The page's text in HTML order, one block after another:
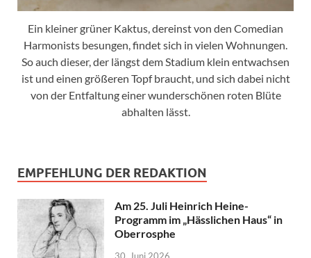
Ein kleiner grüner Kaktus, dereinst von den Comedian
Harmonists besungen, findet sich in vielen Wohnungen.
So auch dieser, der längst dem Stadium klein entwachsen
ist und einen größeren Topf braucht, und sich dabei nicht
von der Entfaltung einer wunderschönen roten Blüte
abhalten lässt.
EMPFEHLUNG DER REDAKTION
Am 25. Juli Heinrich Heine-
Programm im „Hässlichen Haus“ in
Oberrosphe